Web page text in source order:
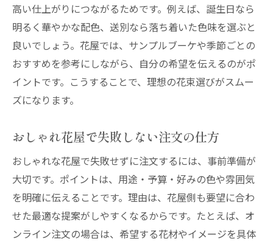
高い仕上がりにつながるためです。例えば、誕生日なら
明るく華やかな配色、送別なら落ち着いた色味を選ぶと
良いでしょう。花屋では、サンプルブーケや季節ごとの
おすすめを参考にしながら、自分の希望を伝えるのがポ
イントです。こうすることで、理想の花束選びがスムー
ズになります。
おしゃれ花屋で失敗しない注文の仕方
おしゃれな花屋で失敗せずに注文するには、事前準備が
大切です。ポイントは、用途・予算・好みの色や雰囲気
を明確に伝えることです。理由は、花屋側も要望に合わ
せた最適な提案がしやすくなるからです。たとえば、オ
ンライン注文の場合は、希望する花材やイメージを具体